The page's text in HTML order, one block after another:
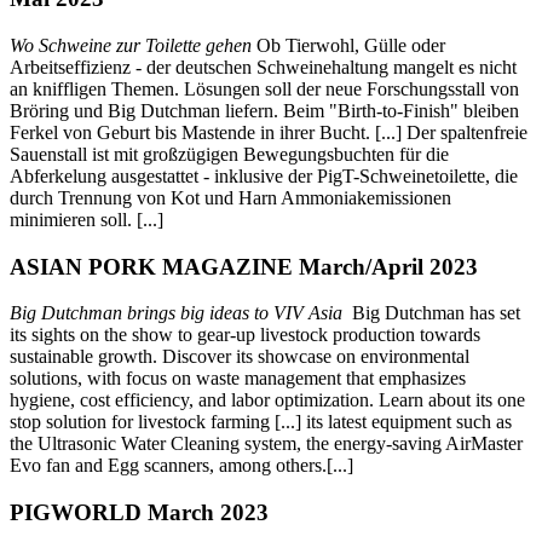
Wo Schweine zur Toilette gehen Ob Tierwohl, Gülle oder
Arbeitseffizienz - der deutschen Schweinehaltung mangelt es nicht
an kniffligen Themen. Lösungen soll der neue Forschungsstall von
Bröring und Big Dutchman liefern. Beim "Birth-to-Finish" bleiben
Ferkel von Geburt bis Mastende in ihrer Bucht. [...] Der spaltenfreie
Sauenstall ist mit großzügigen Bewegungsbuchten für die
Abferkelung ausgestattet - inklusive der PigT-Schweinetoilette, die
durch Trennung von Kot und Harn Ammoniakemissionen
minimieren soll. [...]
ASIAN PORK MAGAZINE March/April 2023
Big Dutchman brings big ideas to VIV Asia Big Dutchman has set
its sights on the show to gear-up livestock production towards
sustainable growth. Discover its showcase on environmental
solutions, with focus on waste management that emphasizes
hygiene, cost efficiency, and labor optimization. Learn about its one
stop solution for livestock farming [...] its latest equipment such as
the Ultrasonic Water Cleaning system, the energy-saving AirMaster
Evo fan and Egg scanners, among others.[...]
PIGWORLD March 2023